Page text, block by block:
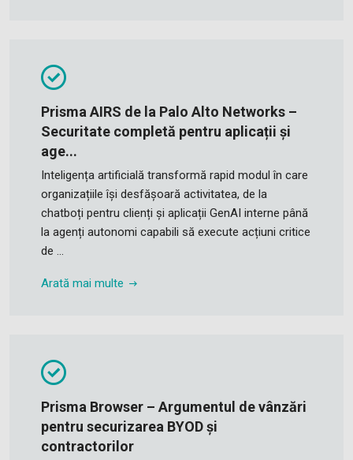
Prisma AIRS de la Palo Alto Networks –
Securitate completă pentru aplicații și
age...
Inteligența artificială transformă rapid modul în care
organizațiile își desfășoară activitatea, de la
chatboți pentru clienți și aplicații GenAI interne până
la agenți autonomi capabili să execute acțiuni critice
de ...
Arată mai multe
Prisma Browser – Argumentul de vânzări
pentru securizarea BYOD și
contractorilor